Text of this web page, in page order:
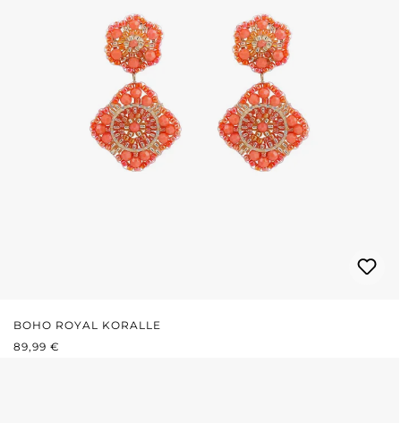
BOHO ROYAL KORALLE
REGULÄRER PREIS:
89,99 €